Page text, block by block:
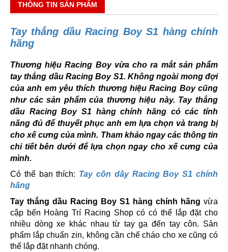
THÔNG TIN SẢN PHẨM
Tay thắng dầu Racing Boy S1 hàng chính
hãng
Thương hiệu Racing Boy vừa cho ra mắt sản phẩm
tay thắng dầu Racing Boy S1. Không ngoài mong đợi
của anh em yêu thích thương hiệu Racing Boy cũng
như các sản phẩm của thương hiệu này. Tay thắng
dầu Racing Boy S1 hàng chính hãng có các tính
năng đủ để thuyết phục anh em lựa chọn và trang bị
cho xế cưng của mình. Tham khảo ngay các thông tin
chi tiết bên dưới để lựa chọn ngay cho xế cưng của
mình.
Có thể bạn thích: Tay côn dây Racing Boy S1 chính
hãng
Tay thắng dầu Racing Boy S1 hàng chính hãng vừa
cập bến Hoàng Trí Racing Shop có có thể lắp đặt cho
nhiều dòng xe khác nhau từ tay ga đến tay côn. Sản
phẩm lắp chuẩn zin, không cần chế cháo cho xe cũng có
thể lắp đặt nhanh chóng.